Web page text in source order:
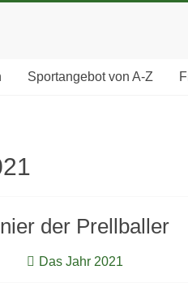
Sportangebot von A-Z
der Prellballer
Das Jahr 2021